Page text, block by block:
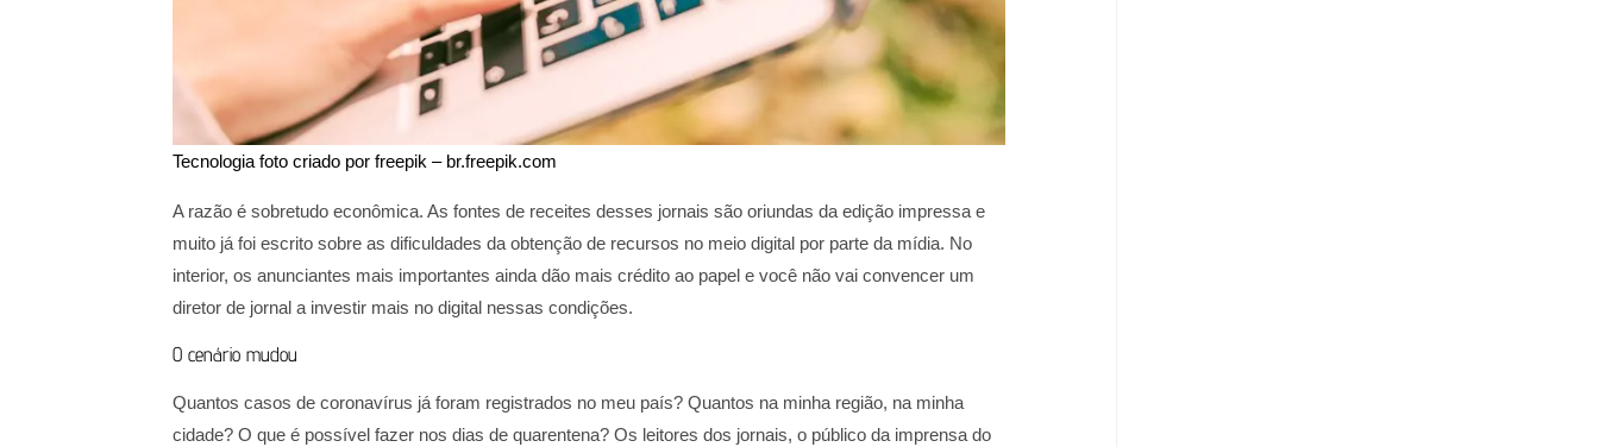
Tecnologia foto criado por freepik – br.freepik.com
A razão é sobretudo econômica. As fontes de receites desses jornais são oriundas da edição impressa e
muito já foi escrito sobre as dificuldades da obtenção de recursos no meio digital por parte da mídia. No
interior, os anunciantes mais importantes ainda dão mais crédito ao papel e você não vai convencer um
diretor de jornal a investir mais no digital nessas condições.
O cenário mudou
Quantos casos de coronavírus já foram registrados no meu país? Quantos na minha região, na minha
cidade? O que é possível fazer nos dias de quarentena? Os leitores dos jornais, o público da imprensa do